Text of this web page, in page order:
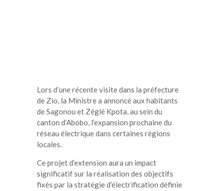
Lors d’une récente visite dans la préfecture
de Zio, la Ministre a annoncé aux habitants
de Sagonou et Zéglé Kpota, au sein du
canton d’Abobo, l’expansion prochaine du
réseau électrique dans certaines régions
locales.
Ce projet d’extension aura un impact
significatif sur la réalisation des objectifs
fixés par la stratégie d’électrification définie